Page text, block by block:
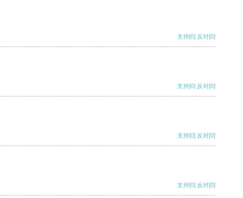
支持[0] 反对[0]
支持[0] 反对[0]
支持[0] 反对[0]
支持[0] 反对[0]